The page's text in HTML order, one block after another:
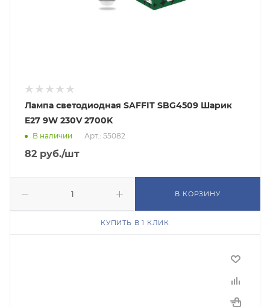
Лампа светодиодная SAFFIT SBG4509 Шарик
E27 9W 230V 2700K
В наличии Арт.: 55082
82 руб./шт
В КОРЗИНУ
КУПИТЬ В 1 КЛИК